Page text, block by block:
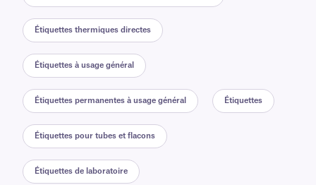
Étiquettes thermiques directes
Étiquettes à usage général
Étiquettes permanentes à usage général Étiquettes
Étiquettes pour tubes et flacons
Étiquettes de laboratoire